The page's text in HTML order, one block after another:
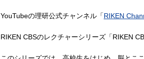
YouTubeの理研公式チャンネル「RIKEN
RIKEN CBSのレクチャーシリーズ「RIKEN